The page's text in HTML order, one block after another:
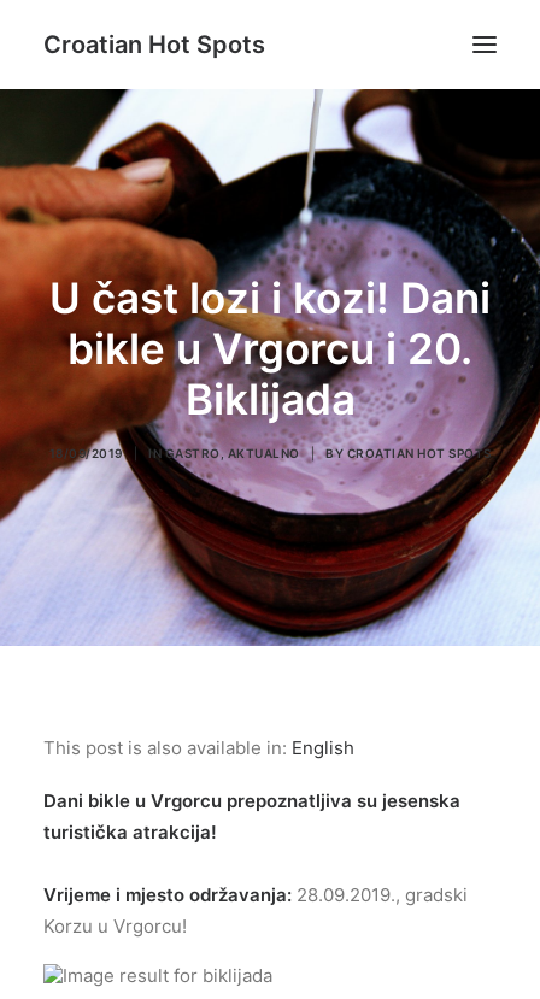
Croatian Hot Spots
Aktivni odmor
Gastro
Destinacije
Lifestyle
Magazin
Blog
O nama
Search
U čast lozi i kozi! Dani
bikle u Vrgorcu i 20.
Biklijada
18/09/2019 INGASTRO, AKTUALNO | BY CROATIAN HOT SPOTS
This post is also available in: English
Dani bikle u Vrgorcu prepoznatljiva su jesenska
turistička atrakcija!
Vrijeme i mjesto održavanja: 28.09.2019., gradski
Korzu u Vrgorcu!